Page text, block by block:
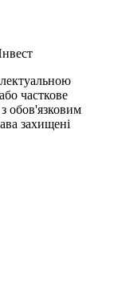
часткове
обов'язковим
захищені